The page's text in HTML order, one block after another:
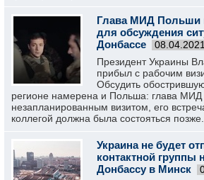
Глава МИД Польши
для обсуждения
Донбассе
08.04.2021
Президент Украины
прибыл с рабочим
Обсудить
регионе намерена и Польша: глава МИД
незапланированным визитом, его
коллегой должна была состояться позже.
Украина не будет
контактной группы
Донбассу в Минск